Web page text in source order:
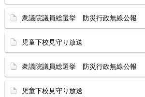
衆議院議員総選挙 防災行政無線公報
児童下校見守り放送
衆議院議員総選挙 防災行政無線公報
児童下校見守り放送